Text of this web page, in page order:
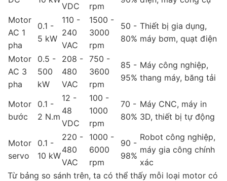
VDC rpm
Motor
AC 1
pha
0.1 -
5 kW
110 -
240
VAC
1500 -
3000
rpm
50 -
80%
Thiết bị gia dụng,
máy bơm, quạt điện
Motor
AC 3
pha
0.5 -
500
kW
208 -
480
VAC
750 -
3600
rpm
85 -
95%
Máy công nghiệp,
thang máy, băng tải
Motor
bước
0.1 -
2 N.m
12 -
48
VDC
100 -
1000
rpm
70 -
80%
Máy CNC, máy in
3D, thiết bị tự động
Motor
servo
0.1 -
10 kW
220 -
480
VAC
1000 -
6000
rpm
90 -
98%
Robot công nghiệp,
máy gia công chính
xác
Từ bảng so sánh trên, ta có thể thấy mỗi loại motor có